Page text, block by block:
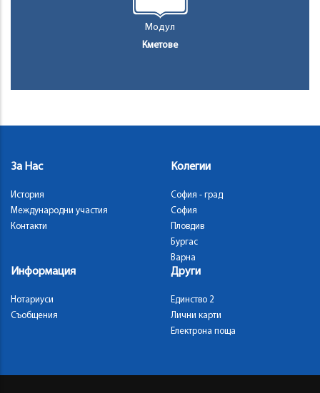
Модул
Кметове
За Нас
История
Международни участия
Контакти
Колегии
София - град
София
Пловдив
Бургас
Варна
Информация
Нотариуси
Съобщения
Други
Единство 2
Лични карти
Електрона поща